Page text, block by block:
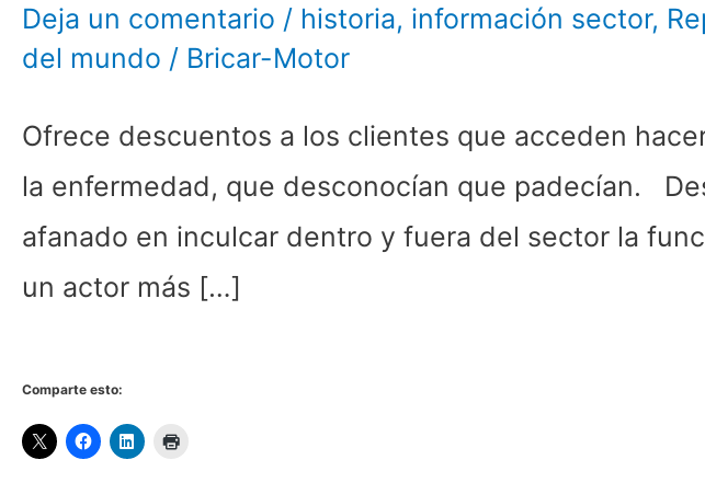
Deja un comentario / historia, información sector,
del mundo / Bricar-Motor
Ofrece descuentos a los clientes que acceden
la enfermedad, que desconocían que padecían.
afanado en inculcar dentro y fuera del sector la
un actor más […]
Comparte esto:
mecánico
salva
a
enfermos
con
cáncer
próstata
desde